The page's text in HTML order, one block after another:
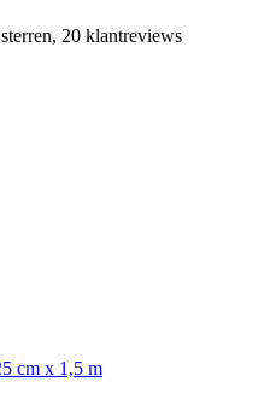
20 klantreviews
cm x 1,5 m